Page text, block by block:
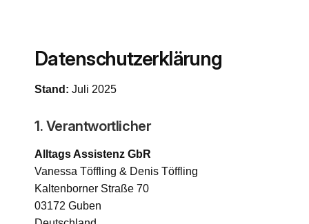
Datenschutzerklärung
Stand: Juli 2025
1. Verantwortlicher
Alltags Assistenz GbR
Vanessa Töffling & Denis Töffling
Kaltenborner Straße 70
03172 Guben